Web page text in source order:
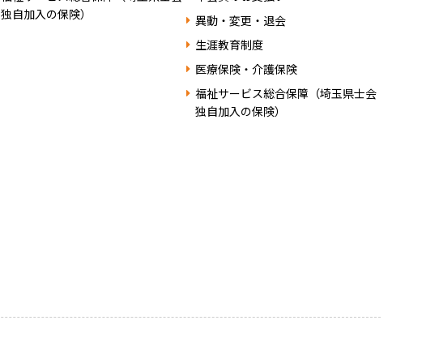
独自加入の保険）
異動・変更・退会
生涯教育制度
医療保険・介護保険
福祉サービス総合保障（埼玉県士会
独自加入の保険）